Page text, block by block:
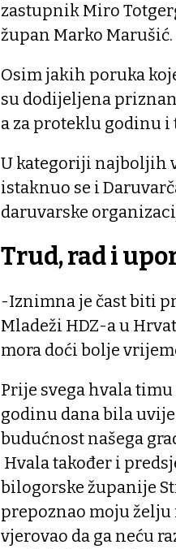
zastupnik Miro
župan Marko Marušić.
Osim jakih poruka
su dodijeljena
a za proteklu godinu
U kategoriji najboljih
istaknuo se i
daruvarske
Trud, rad i
-Iznimna je čast biti
Mladeži HDZ-a u
mora doći bolje
Prije svega hvala
godinu dana bila
budućnost našega
Hvala također i
bilogorske županije
prepoznao moju
vjerovao da ga neću